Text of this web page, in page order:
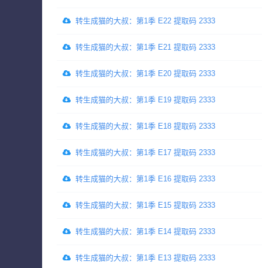
转生成猫的大叔：第1季 E22 提取码 2333
转生成猫的大叔：第1季 E21 提取码 2333
转生成猫的大叔：第1季 E20 提取码 2333
转生成猫的大叔：第1季 E19 提取码 2333
转生成猫的大叔：第1季 E18 提取码 2333
转生成猫的大叔：第1季 E17 提取码 2333
转生成猫的大叔：第1季 E16 提取码 2333
转生成猫的大叔：第1季 E15 提取码 2333
转生成猫的大叔：第1季 E14 提取码 2333
转生成猫的大叔：第1季 E13 提取码 2333